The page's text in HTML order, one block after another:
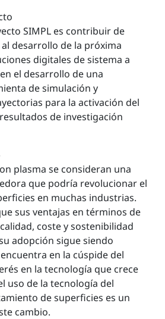
SIMPL es contribuir de
desarrollo de la próxima
digitales de sistema a
el desarrollo de una
de simulación y
para la activación del
de investigación
plasma se consideran una
que podría revolucionar el
en muchas industrias.
sus ventajas en términos de
coste y sostenibilidad
adopción sigue siendo
en la cúspide del
en la tecnología que crece
uso de la tecnología del
de superficies es un
cambio.